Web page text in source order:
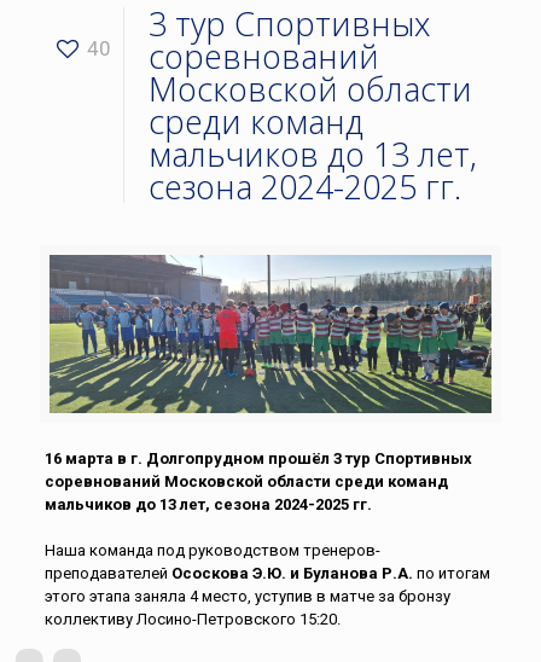
40
3 тур Спортивных
соревнований
Московской области
среди команд
мальчиков до 13 лет,
сезона 2024-2025 гг.
16 марта в г. Долгопрудном прошёл 3 тур Спортивных
соревнований Московской области среди команд
мальчиков до 13 лет, сезона 2024-2025 гг.
Наша команда под руководством тренеров-
преподавателей Ососкова Э.Ю. и Буланова Р.А. по итогам
этого этапа заняла 4 место, уступив в матче за бронзу
коллективу Лосино-Петровского 15:20.